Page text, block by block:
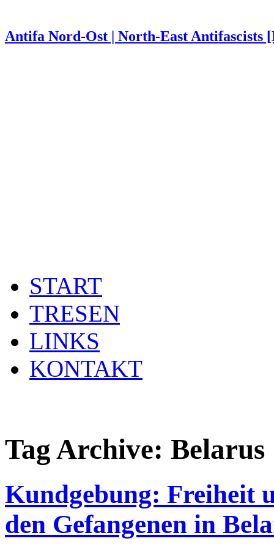
Antifa Nord-Ost | North-East Antifascists
START
TRESEN
LINKS
KONTAKT
Tag Archive: Belarus
Kundgebung: Freiheit
den Gefangenen in